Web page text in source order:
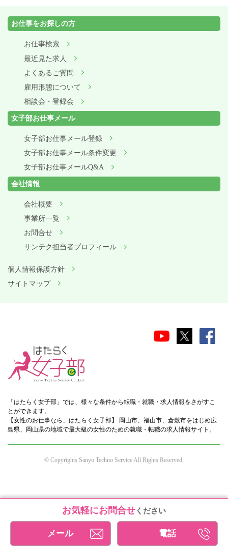
お気軽にお問合せ ください
メール 電話
お仕事をお探しの方
お仕事検索
最近見た求人
よくあるご質問
雇用形態について
相談会・登録会
女子部お仕事メール
女子部お仕事メール登録
女子部お仕事メール条件変更
女子部お仕事メールQ&A
会社情報
会社概要
事業所一覧
お問合せ
サンテク担当者プロフィール
個人情報保護方針
サイトマップ
「はたらく女子部」では、様々な条件から転職・就職・求人情報をさがすこ
とができます。
【女性のお仕事なら、はたらく女子部】 岡山市、福山市、倉敷市をはじめ広
島県、岡山県の地域で最大級の女性のための就職・転職の求人情報サイト。
© Copyrights Sanyo Techno Service All Rights Reserved.